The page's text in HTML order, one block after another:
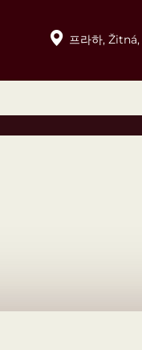
프라하, Žitná,